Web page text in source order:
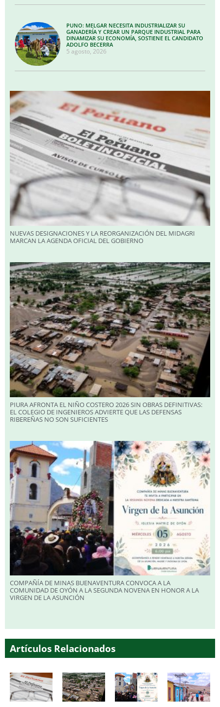
PUNO: MELGAR NECESITA INDUSTRIALIZAR SU
GANADERÍA Y CREAR UN PARQUE INDUSTRIAL PARA
DINAMIZAR SU ECONOMÍA, SOSTIENE EL CANDIDATO
ADOLFO BECERRA
5 agosto, 2026
NUEVAS DESIGNACIONES Y LA REORGANIZACIÓN DEL MIDAGRI
MARCAN LA AGENDA OFICIAL DEL GOBIERNO
PIURA AFRONTA EL NIÑO COSTERO 2026 SIN OBRAS DEFINITIVAS:
EL COLEGIO DE INGENIEROS ADVIERTE QUE LAS DEFENSAS
RIBEREÑAS NO SON SUFICIENTES
COMPAÑÍA DE MINAS BUENAVENTURA CONVOCA A LA
COMUNIDAD DE OYÓN A LA SEGUNDA NOVENA EN HONOR A LA
VIRGEN DE LA ASUNCIÓN
Artículos Relacionados